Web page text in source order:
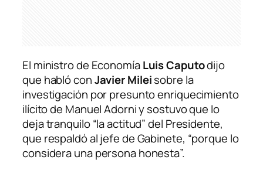
El ministro de EconomíaLuis Caputodijo
que habló conJavier Mileisobre la
investigación por presunto enriquecimiento
ilícito de Manuel Adorni y sostuvo que lo
deja tranquilo “la actitud” del Presidente,
que respaldó al jefe de Gabinete, “porque lo
considera una persona honesta”.